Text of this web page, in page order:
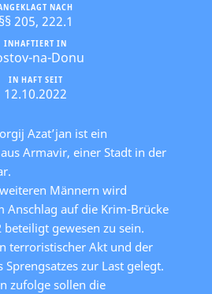
IN HAFT SEIT
12.10.2022
INHAFTIERT IN
na-Donu
NACH
§§ 205, 222.1
Azat’jan ist ein
Armavir, einer Stadt in der
Männern wird
Anschlag auf die Krim-Brücke
gewesen zu sein.
terroristischer Akt und der
Sprengsatzes zur Last gelegt.
zufolge sollen die